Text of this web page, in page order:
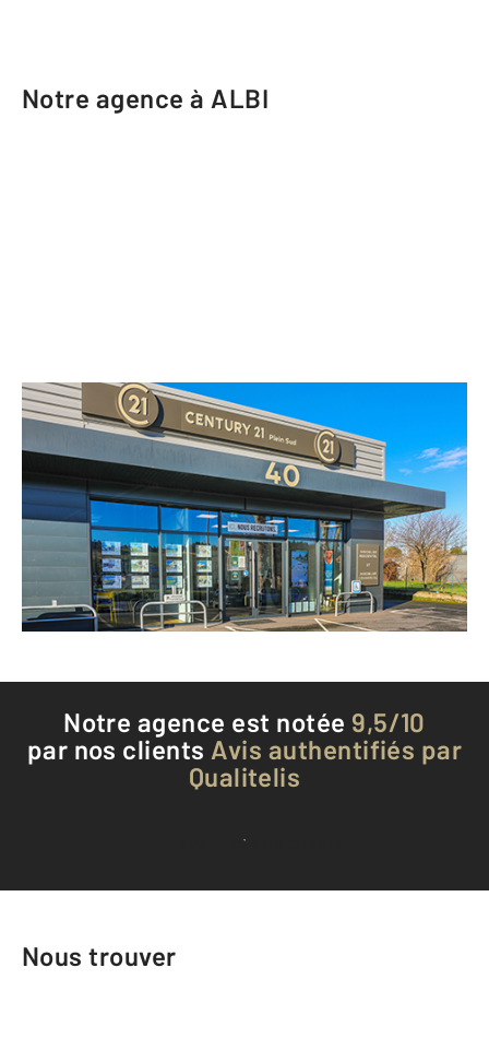
Notre agence à ALBI
CENTURY 21 Plein Sud
40 route de Castres
ALBI - 81000
Envoyer un message
Téléphoner à l'agence
Notre agence est notée 9,5/10
par nos clients Avis authentifiés par
Qualitelis
Voir tous les avis clients
Nous trouver